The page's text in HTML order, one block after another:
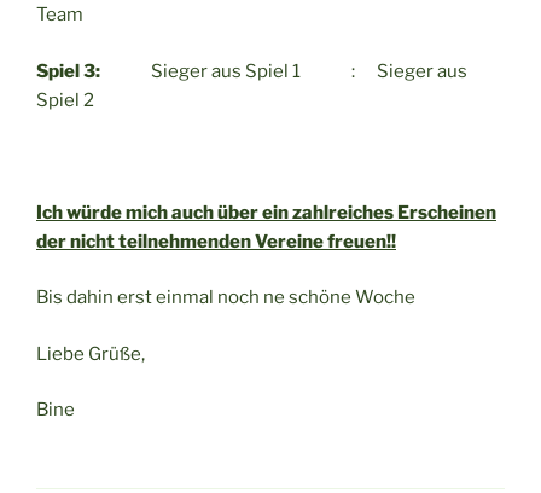
Team
Spiel 3: Sieger aus Spiel 1 : Sieger aus
Spiel 2
Ich würde mich auch über ein zahlreiches Erscheinen
der nicht teilnehmenden Vereine freuen!!
Bis dahin erst einmal noch ne schöne Woche
Liebe Grüße,
Bine